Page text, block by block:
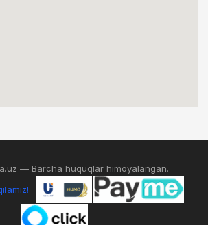
— Barcha huquqlar himoyalangan.